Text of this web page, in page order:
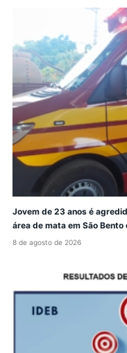
Jovem de 23 anos é
área de mata em São Bento
8 de agosto de 2026